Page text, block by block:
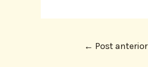
← Post anterior